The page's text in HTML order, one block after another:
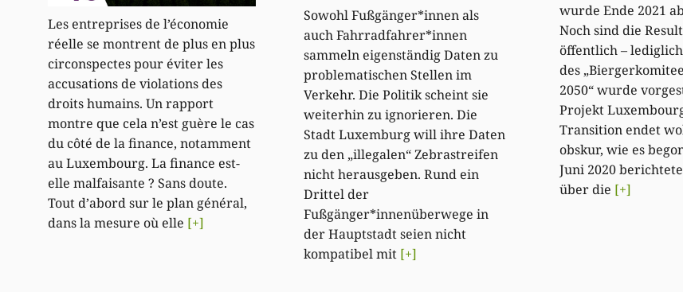
Les entreprises de l’économie
réelle se montrent de plus en plus
circonspectes pour éviter les
accusations de violations des
droits humains. Un rapport
montre que cela n’est guère le cas
du côté de la finance, notamment
au Luxembourg. La finance est-
elle malfaisante ? Sans doute.
Tout d’abord sur le plan général,
dans la mesure où elle [+]
Sowohl Fußgänger*innen als
auch Fahrradfahrer*innen
sammeln eigenständig Daten zu
problematischen Stellen im
Verkehr. Die Politik scheint sie
weiterhin zu ignorieren. Die
Stadt Luxemburg will ihre Daten
zu den „illegalen“ Zebrastreifen
nicht herausgeben. Rund ein
Drittel der
Fußgänger*innenüberwege in
der Hauptstadt seien nicht
kompatibel mit [+]
wurde Ende 2021
Noch sind die
öffentlich –
des
2050“ wurde
Projekt
Transition endet
obskur, wie es
Juni 2020
über die [+]